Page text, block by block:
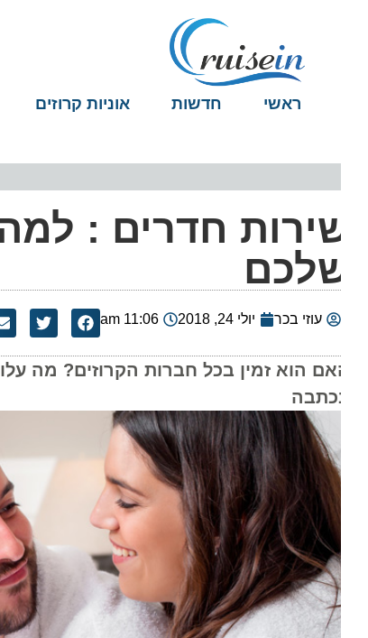
ראשי חדשות אוניות קרוזים
חדרים :
עוזי בכר יולי 24, 2018 11:06 am
הוא זמין בכל חברות הקרוזים? מה עלות